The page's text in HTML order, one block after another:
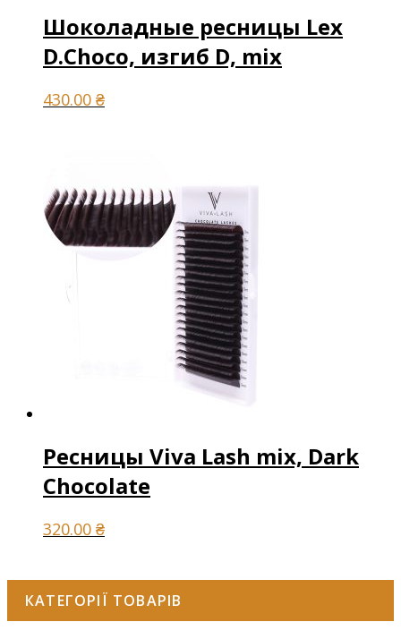
Шоколадные ресницы Lex
D.Choco, изгиб D, mix
430.00 ₴
Ресницы Viva Lash mix, Dark
Chocolate
320.00 ₴
КАТЕГОРІЇ ТОВАРІВ